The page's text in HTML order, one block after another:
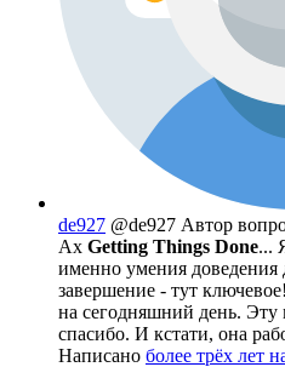
de927 @de927 Автор
Ах Getting Things Done...
именно умения доведения
завершение - тут
на сегодняшний день. Эту
спасибо. И кстати, она
Написано более трёх лет